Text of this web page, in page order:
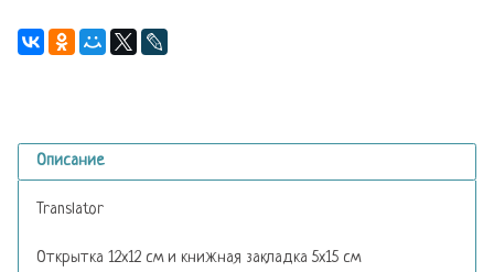
Описание
Translator
Открытка 12х12 см и книжная закладка 5х15 см